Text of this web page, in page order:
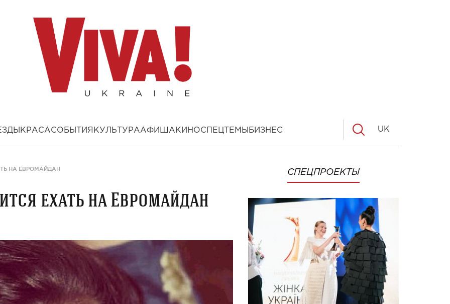
КРАСАСОБЫТИЯ КУЛЬТУРААФИША КИНОСПЕЦТЕМЫ БИЗНЕС UK
НА ЕВРОМАЙДАН
ехать на Евромайдан
СПЕЦПРОЕКТЫ